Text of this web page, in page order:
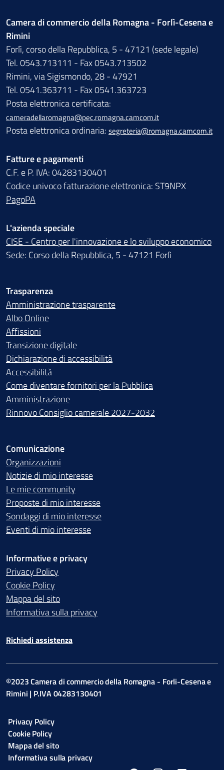
Camera di commercio della Romagna - Forlì-Cesena e
Rimini
Forlì, corso della Repubblica, 5 - 47121 (sede legale)
Tel. 0543.713111 - Fax 0543.713502
Rimini, via Sigismondo, 28 - 47921
Tel. 0541.363711 - Fax 0541.363723
Posta elettronica certificata:
cameradellaromagna@pec.romagna.camcom.it
Posta elettronica ordinaria: segreteria@romagna.camcom.it
Fatture e pagamenti
C.F. e P. IVA: 04283130401
Codice univoco fatturazione elettronica: ST9NPX
PagoPA
L'azienda speciale
CISE - Centro per l'innovazione e lo sviluppo economico
Sede: Corso della Repubblica, 5 - 47121 Forlì
Trasparenza
Amministrazione trasparente
Albo Online
Affissioni
Transizione digitale
Dichiarazione di accessibilità
Accessibilità
Come diventare fornitori per la Pubblica
Amministrazione
Rinnovo Consiglio camerale 2027-2032
Comunicazione
Organizzazioni
Notizie di mio interesse
Le mie community
Proposte di mio interesse
Sondaggi di mio interesse
Eventi di mio interesse
Informative e privacy
Privacy Policy
Cookie Policy
Mappa del sito
Informativa sulla privacy
Richiedi assistenza
©2023 Camera di commercio della Romagna - Forli-Cesena e
Rimini | P.IVA 04283130401
Privacy Policy
Cookie Policy
Mappa del sito
Informativa sulla privacy